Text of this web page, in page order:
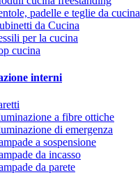
padelle e teglie da cucina
da Cucina
per la cucina
cucina
interni
a fibre ottiche
di emergenza
a sospensione
da incasso
da parete